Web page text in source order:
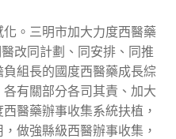
。三明市加大力度西醫藥
改同計劃、同安排、同推
組長的國度西醫藥成長綜
有關部分各司其責、加大
醫藥辦事收集系統扶植，
做強縣級西醫辦事收集，